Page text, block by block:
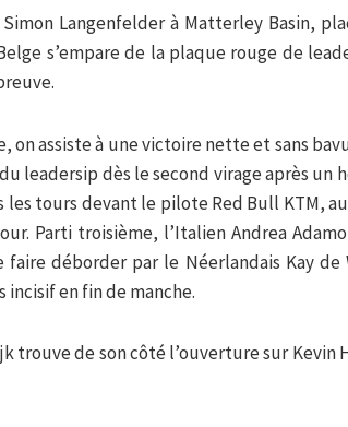
Langenfelder à Matterley Basin,
s’empare de la plaque rouge de
on assiste à une victoire nette et sans
leadersip dès le second virage après un
les tours devant le pilote Red Bull KTM,
Parti troisième, l’Italien Andrea
faire déborder par le Néerlandais Kay de
incisif en fin de manche.
trouve de son côté l’ouverture sur